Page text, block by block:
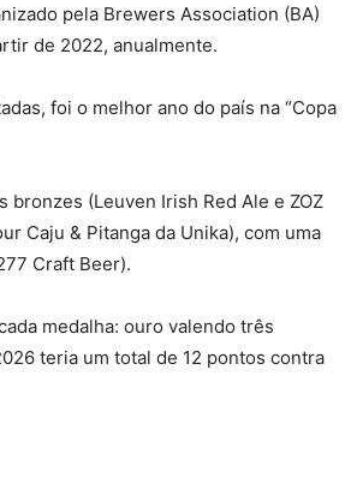
pela Brewers Association (BA)
de 2022, anualmente.
foi o melhor ano do país na “Copa
bronzes (Leuven Irish Red Ale e ZOZ
Caju & Pitanga da Unika), com uma
Craft Beer).
medalha: ouro valendo três
teria um total de 12 pontos contra